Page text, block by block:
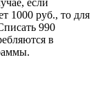
если
1000 руб., то для
990
в